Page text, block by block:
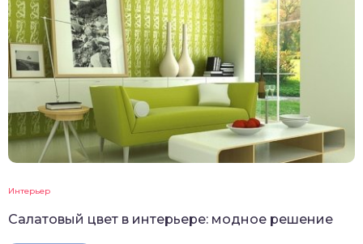
Интерьер
Салатовый цвет в интерьере: модное решение